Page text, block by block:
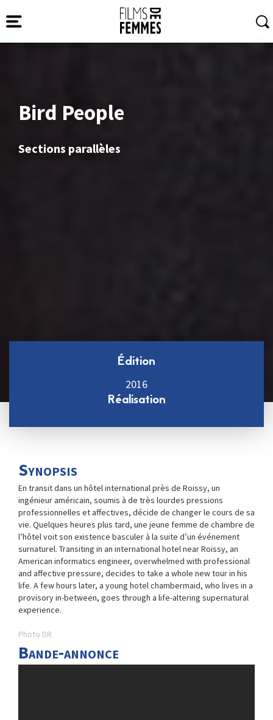
Bird People
Sections parallèles
Édition
2016
Réalisation
Synopsis
En transit dans un hôtel international près de Roissy, un
ingénieur américain, soumis à de très lourdes pressions
professionnelles et affectives, décide de changer le cours de sa
vie. Quelques heures plus tard, une jeune femme de chambre de
l’hôtel voit son existence basculer à la suite d’un événement
surnaturel. Transiting in an international hotel near Roissy, an
American informatics engineer, overwhelmed with professional
and affective pressure, decides to take a whole new tour in his
life. A few hours later, a young hotel chambermaid, who lives in a
provisory in-between, goes through a life-altering supernatural
experience.
Photo DR
Bande-annonce